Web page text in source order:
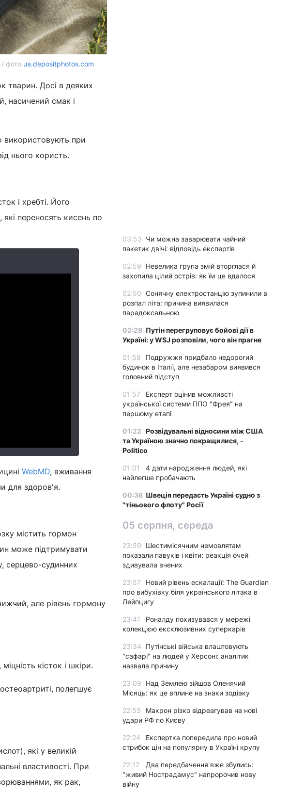
/ фото ua.depositphotos.com
тварин. Досі в деяких
насичений смак і
використовують при
нього користь.
і хребті. Його
які переносять кисень по
WebMD, вживання
для здоров'я.
містить гормон
може підтримувати
серцево-судинних
але рівень гормону
кісток і шкіри.
полегшує
які у великій
властивості. При
як рак,
03:53 Чи можна заварювати чайний
пакетик двічі: відповідь експертів
02:59
Невелика група змій вторглася й
захопила цілий острів: як їм це вдалося
02:50 Сонячну електростанцію зупинили в
розпал літа: причина виявилася
парадоксальною
02:28 Путін перегруповує бойові дії в
Україні: у WSJ розповіли, чого він прагне
01:58
Подружжя придбало недорогий
будинок в Італії, але незабаром виявився
головний підступ
01:57
Експерт оцінив можливсті
української системи ППО "Фрея" на
першому етапі
01:22 Розвідувальні відносини між США
та Україною значно покращилися, -
Politico
01:01
4 дати народження людей, які
найлегше пробачають
00:38 Швеція передасть Україні судно з
"тіньового флоту" Росії
05 серпня, середа
23:59
Шестимісячним немовлятам
показали павуків і квіти: реакція очей
здивувала вчених
23:57
Новий рівень ескалації: The Guardian
про вибухівку біля українського літака в
Лейпцигу
23:41
Роналду похизувався у мережі
колекцією ексклюзивних суперкарів
23:34
Путінські війська влаштовують
"сафарі" на людей у Херсоні: аналітик
назвала причину
23:09
Над Землею зійшов Оленячий
Місяць: як це вплине на знаки зодіаку
22:55
Макрон різко відреагував на нові
удари РФ по Києву
22:24
Експертка попередила про новий
стрибок цін на популярну в Україні крупу
22:12
Два передбачення вже збулись:
"живий Нострадамус" напророчив нову
війну